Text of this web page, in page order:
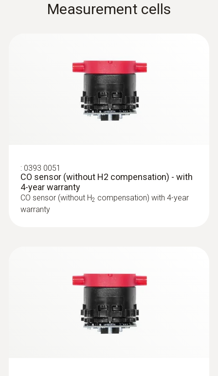
Dual wall clearance probe for O2 supply
air measurement
Detection of leaks and blockages in the dual
wall clearance
€ 153,00
Measurement cells
: 0393 0051
CO sensor (without H2 compensation) - with
4-year warranty
CO sensor (without H2 compensation) with 4-year
warranty